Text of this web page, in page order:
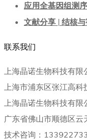
应用全基因组测
文献分享 | 结核
联系我们
上海晶诺生物科技有限
上海市浦东区张江高
上海晶诺生物科技有
广东省佛山市顺德区
技术咨询：